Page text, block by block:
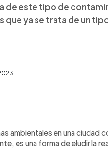
de este tipo de
que ya se trata de un
ambientales en una ciudad
es una forma de eludir la